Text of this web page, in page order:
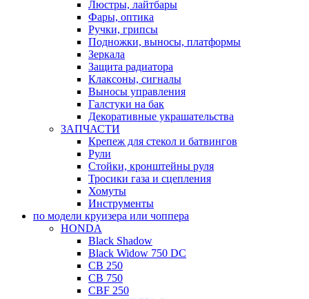
Люстры, лайтбары
Фары, оптика
Ручки, грипсы
Подножки, выносы, платформы
Зеркала
Защита радиатора
Клаксоны, сигналы
Выносы управления
Галстуки на бак
Декоративные украшательства
ЗАПЧАСТИ
Крепеж для стекол и батвингов
Рули
Стойки, кронштейны руля
Тросики газа и сцепления
Хомуты
Инструменты
по модели круизера или чоппера
HONDA
Black Shadow
Black Widow 750 DC
CB 250
CB 750
CBF 250